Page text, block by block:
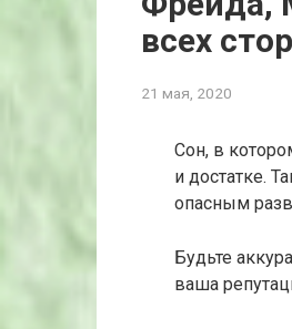
всех
21 мая, 2020
Сон, в
и достатке.
опасным
Будьте
ваша